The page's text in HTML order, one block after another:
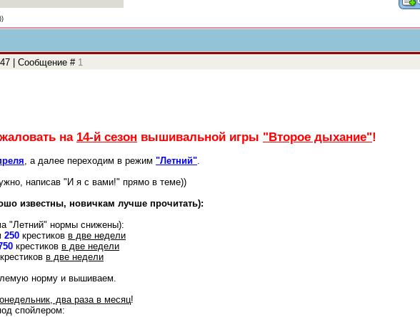
| Сообщение # 1
на 14-й сезон вышивальной игры "Второе дыхание"!
, а далее переходим в режим "Летний".
написав "И я с вами!" прямо в теме))
известны, новичкам лучше прочитать):
"Летний" нормы снижены):
250 крестиков в две недели
крестиков в две недели
крестиков в две недели
норму и вышиваем.
два раза в месяц!
спойлером: